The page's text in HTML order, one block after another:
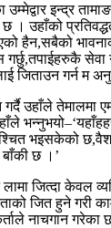
उम्मेद्वार इन्द्र
। उहाँको
हैन,सबैको
सेवा
जिताउन गर्न म
उहाँले तेमालमा
भइसकेको
छ ।’
जित्दा केवल
जित हुने गरी
नाचगान गरेका